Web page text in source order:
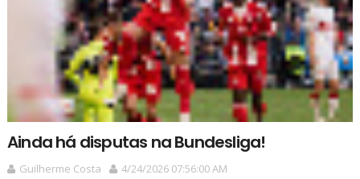
Ainda há disputas na Bundesliga!
Guilherme Costa
4/24/2026 07:56:00 AM